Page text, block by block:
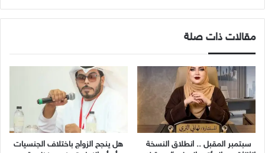
مقالات ذات صلة
سبتمبر المقبل .. انطلاق النسخة
هل ينجح الزواج باختلاف الجنسيات